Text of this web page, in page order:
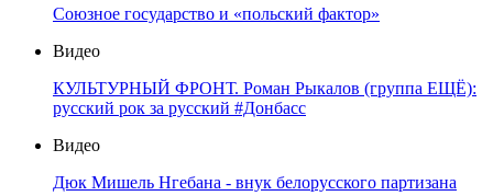
Союзное государство и «польский фактор»
Видео
КУЛЬТУРНЫЙ ФРОНТ. Роман Рыкалов (группа ЕЩЁ):
русский рок за русский #Донбасс
Видео
Дюк Мишель Нгебана - внук белорусского партизана